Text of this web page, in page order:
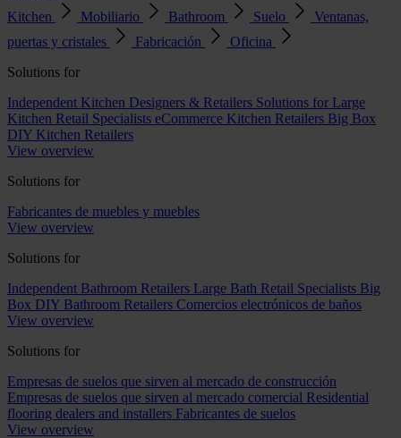
Kitchen
Mobiliario Bathroom Suelo
Ventanas,
puertas y cristales
Fabricación
Oficina
Solutions for
Independent Kitchen Designers & Retailers Solutions for Large
Kitchen Retail Specialists eCommerce Kitchen Retailers Big Box
DIY Kitchen Retailers
View overview
Solutions for
Fabricantes de muebles y muebles
View overview
Solutions for
Independent Bathroom Retailers Large Bath Retail Specialists Big
Box DIY Bathroom Retailers Comercios electrónicos de baños
View overview
Solutions for
Empresas de suelos que sirven al mercado de construcción
Empresas de suelos que sirven al mercado comercial Residential
flooring dealers and installers Fabricantes de suelos
View overview